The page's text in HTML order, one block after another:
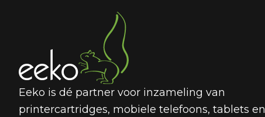
Eeko is dé partner voor inzameling van
printercartridges, mobiele telefoons, tablets en